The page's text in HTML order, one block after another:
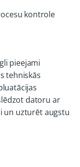
kontrole
pieejami
tehniskās
datoru ar
un uzturēt augstu